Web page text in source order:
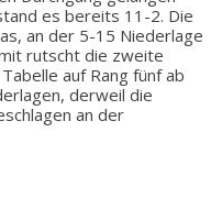
es bereits 11-2. Die
an der 5-15 Niederlage
rutscht die zweite
auf Rang fünf ab
derweil die
an der